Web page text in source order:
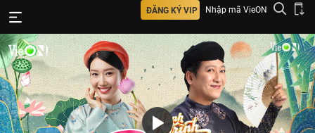
ĐĂNG KÝ VIP Nhập mã VieON